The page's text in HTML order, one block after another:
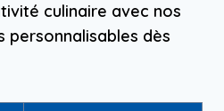
culinaire avec nos
personnalisables dès